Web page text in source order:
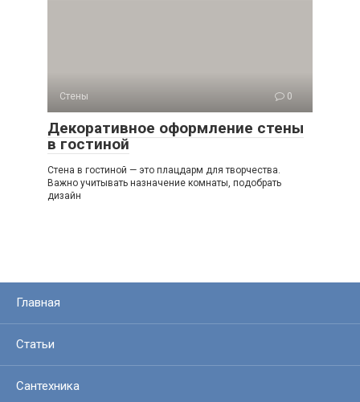
Стены 0
Декоративное оформление стены
в гостиной
Стена в гостиной — это плацдарм для творчества.
Важно учитывать назначение комнаты, подобрать
дизайн
Главная
Статьи
Сантехника